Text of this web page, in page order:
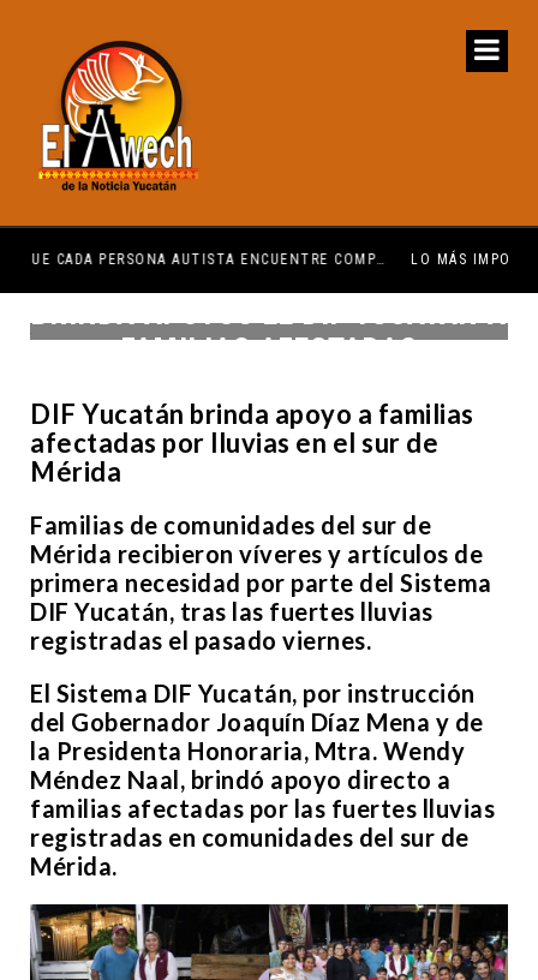
QUEREMOS QUE CADA PERSONA AUTISTA ENCUENTRE COMPRENSIÓN: JDM LO MÁS IMPORTANTE ES QUE LO HAGAMOS EN EQUIPO: CPL
BRINDA APOYOS EL DIF YUCATÁN A
FAMILIAS AFECTADAS
DIF Yucatán brinda apoyo a familias
afectadas por lluvias en el sur de
Mérida
Familias de comunidades del sur de
Mérida recibieron víveres y artículos de
primera necesidad por parte del Sistema
DIF Yucatán, tras las fuertes lluvias
registradas el pasado viernes.
El Sistema DIF Yucatán, por instrucción
del Gobernador Joaquín Díaz Mena y de
la Presidenta Honoraria, Mtra. Wendy
Méndez Naal, brindó apoyo directo a
familias afectadas por las fuertes lluvias
registradas en comunidades del sur de
Mérida.